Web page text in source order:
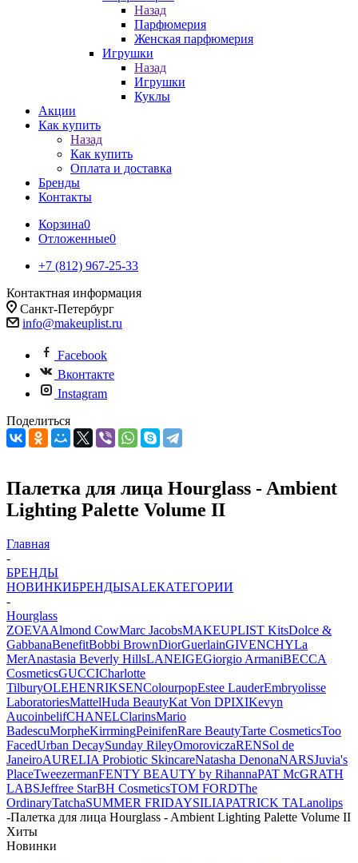
Назад
Парфюмерия
Женская парфюмерия
Игрушки
Назад
Игрушки
Куклы
Акции
Как купить
Назад
Как купить
Оплата и доставка
Бренды
Контакты
Корзина0
Отложенные0
+7 (812) 967-25-33
Контактная информация
Санкт-Петербург
info@makeuplist.ru
Facebook
Вконтакте
Instagram
Поделиться
Палетка для лица Hourglass - Ambient
Lighting Palette Volume II
Главная
-
БРЕНДЫ
НОВИНКИБРЕНДЫSALEКАТЕГОРИИ
-
Hourglass
ZOEVAAlmond CowMarc JacobsMAKEUPLIST KitsDolce &
GabbanaBenefitBobbi BrownDiorGuerlainGIVENCHYLa
MerAnastasia Beverly HillsLANEIGEGiorgio ArmaniBECCA
CosmeticsGUCCICharlotte
TilburyOLEHENRIKSENColourpopEstee LauderEmbryolisse
LaboratoriesMattelHuda BeautyKat Von DPIXIKevyn
AucoinbelifCHANELClarinsMario
BadescuMorpheKirrmingPeinifenRare BeautyTarte CosmeticsToo
FacedUrban DecaySunday RileyOmoroviczaRENSol de
JaneiroAURELIA Probiotic SkincareNatasha DenonaNARSJuvia's
PlaceTweezermanFENTY BEAUTY by RihannaPAT McGRATH
LABSJeffree StarBH CosmeticsTOM FORDThe
OrdinaryTatchaSUMMER FRIDAYSILIAPATRICK TALanolips
-Палетка для лица Hourglass - Ambient Lighting Palette Volume II
Хиты
Новинки